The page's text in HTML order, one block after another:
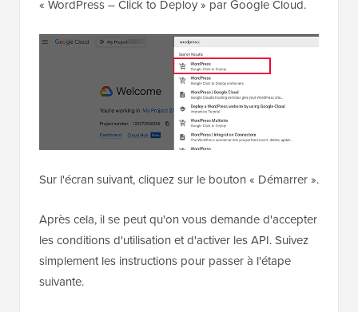
« WordPress – Click to Deploy » par Google Cloud.
Sur l'écran suivant, cliquez sur le bouton « Démarrer ».
Après cela, il se peut qu'on vous demande d'accepter
les conditions d'utilisation et d'activer les API. Suivez
simplement les instructions pour passer à l'étape
suivante.